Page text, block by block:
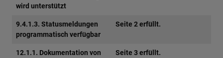
wird unterstützt
9.4.1.3. Statusmeldungen
programmatisch verfügbar
Seite 2 erfüllt.
12.1.1. Dokumentation von
Seite 3 erfüllt.